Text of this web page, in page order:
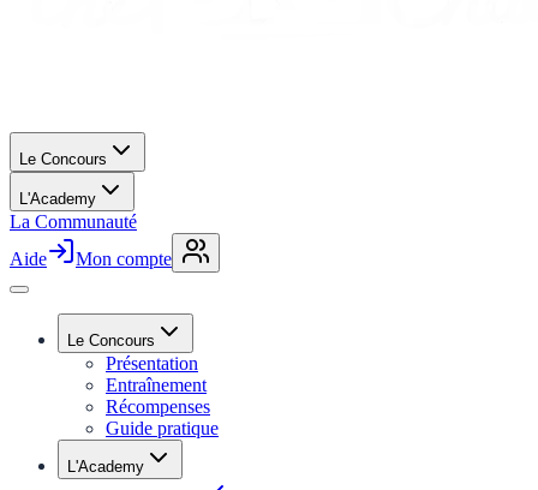
Le Concours
L'Academy
La Communauté
Aide
Mon compte
Le Concours
Présentation
Entraînement
Récompenses
Guide pratique
L'Academy